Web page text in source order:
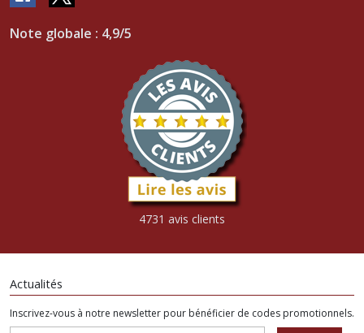
Note globale : 4,9/5
4731 avis clients
Actualités
Inscrivez-vous à notre newsletter pour bénéficier de codes promotionnels.